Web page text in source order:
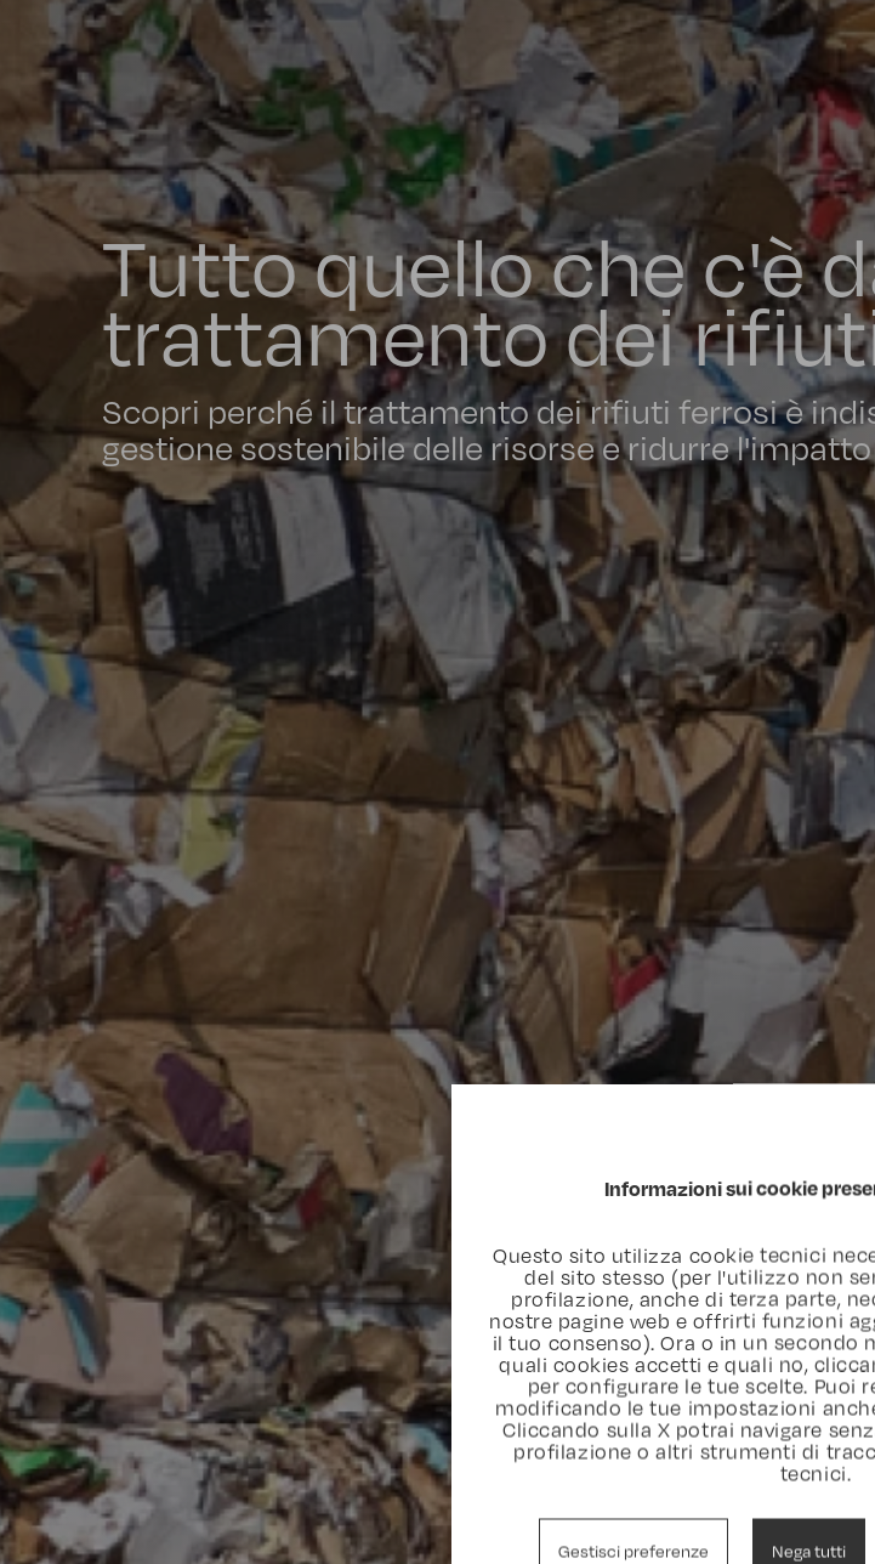
Tutto quello che c'è
trattamento dei
Scopri perché il trattamento dei rifiuti ferrosi è
gestione sostenibile delle risorse e ridurre
Informazioni sui cookie
Questo sito utilizza cookie tecnici
del sito stesso (per l'utilizzo non
profilazione, anche di terza parte,
nostre pagine web e offrirti funzioni
il tuo consenso). Ora o in un
quali cookies accetti e quali no,
per configurare le tue scelte. Puoi
modificando le tue impostazioni
Cliccando sulla X potrai navigare
profilazione o altri strumenti di
tecnici.
Gestisci preferenze Nega tutti